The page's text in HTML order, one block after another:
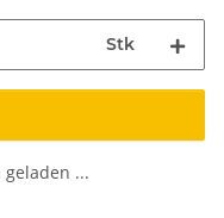
Stk
...